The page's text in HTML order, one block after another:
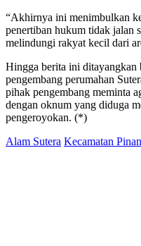
“Akhirnya ini menimbulkan
penertiban hukum tidak jalan
melindungi rakyat kecil dari
Hingga berita ini
pengembang perumahan
pihak pengembang meminta
dengan oknum yang diduga
pengeroyokan. (*)
Alam Sutera Kecamatan